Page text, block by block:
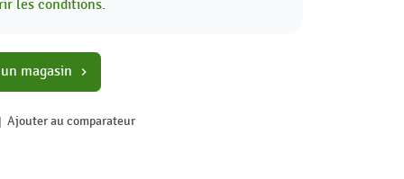
les conditions.
magasin chevron_right
Ajouter au comparateur